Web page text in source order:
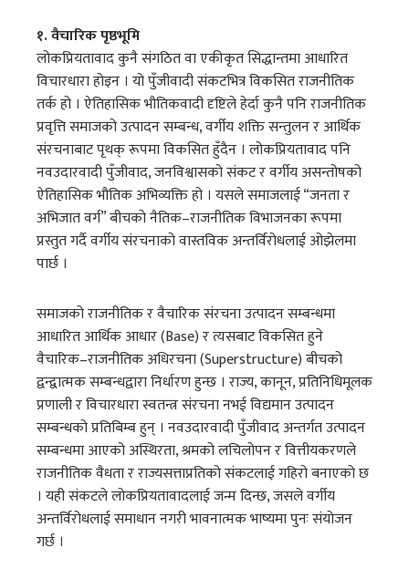
१. वैचारिक पृष्ठभूमि
लोकप्रियतावाद कुनै संगठित वा एकीकृत सिद्धान्तमा आधारित
विचारधारा होइन । यो पुँजीवादी संकटभित्र विकसित राजनीतिक
तर्क हो । ऐतिहासिक भौतिकवादी दृष्टिले हेर्दा कुनै पनि राजनीतिक
प्रवृत्ति समाजको उत्पादन सम्बन्ध, वर्गीय शक्ति सन्तुलन र आर्थिक
संरचनाबाट पृथक् रूपमा विकसित हुँदैन । लोकप्रियतावाद पनि
नवउदारवादी पुँजीवाद, जनविश्वासको संकट र वर्गीय असन्तोषको
ऐतिहासिक भौतिक अभिव्यक्ति हो । यसले समाजलाई “जनता र
अभिजात वर्ग” बीचको नैतिक–राजनीतिक विभाजनका रूपमा
प्रस्तुत गर्दै वर्गीय संरचनाको वास्तविक अन्तर्विरोधलाई ओझेलमा
पार्छ ।
समाजको राजनीतिक र वैचारिक संरचना उत्पादन सम्बन्धमा
आधारित आर्थिक आधार (Base) र त्यसबाट विकसित हुने
वैचारिक–राजनीतिक अधिरचना (Superstructure) बीचको
द्वन्द्वात्मक सम्बन्धद्वारा निर्धारण हुन्छ । राज्य, कानून, प्रतिनिधिमूलक
प्रणाली र विचारधारा स्वतन्त्र संरचना नभई विद्यमान उत्पादन
सम्बन्धको प्रतिबिम्ब हुन् । नवउदारवादी पुँजीवाद अन्तर्गत उत्पादन
सम्बन्धमा आएको अस्थिरता, श्रमको लचिलोपन र वित्तीयकरणले
राजनीतिक वैधता र राज्यसत्ताप्रतिको संकटलाई गहिरो बनाएको छ
। यही संकटले लोकप्रियतावादलाई जन्म दिन्छ, जसले वर्गीय
अन्तर्विरोधलाई समाधान नगरी भावनात्मक भाष्यमा पुनः संयोजन
गर्छ ।